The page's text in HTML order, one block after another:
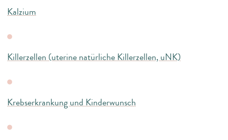
Kalzium
Killerzellen (uterine natürliche Killerzellen, uNK)
Krebserkrankung und Kinderwunsch